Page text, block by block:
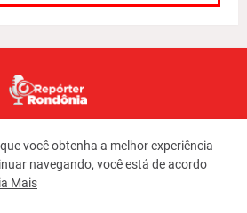
você obtenha a melhor experiência
navegando, você está de acordo
Mais